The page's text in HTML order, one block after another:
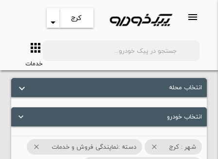
menu کرج arrow_drop_down
apps
خدمات
keyboard_arrow_down انتخاب محله
keyboard_arrow_down انتخاب خودرو
شهر : کرج close دسته :نمایندگی فروش و خدمات close